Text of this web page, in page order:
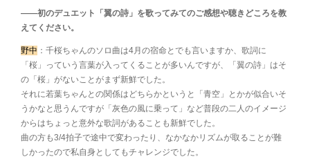
――初のデュエット「翼の詩」を歌ってみてのご感想や聴きどころを教
えてください。
野中 ：千桜ちゃんのソロ曲は4月の宿命とでも言いますか、歌詞に
「桜」っていう言葉が入ってくることが多いんですが、「翼の詩」はそ
の「桜」がないことがまず新鮮でした。
それに若葉ちゃんとの関係はどちらかというと「青空」とかが似合いそ
うかなと思うんですが「灰色の風に乗って」など普段の二人のイメージ
からはちょっと意外な歌詞があることも新鮮でした。
曲の方も3/4拍子で途中で変わったり、なかなかリズムが取ることが難
しかったので私自身としてもチャレンジでした。